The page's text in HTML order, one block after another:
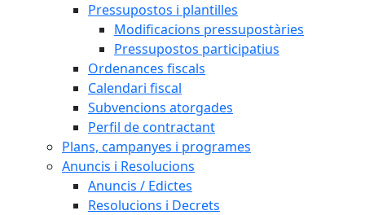
Pressupostos i plantilles
Modificacions pressupostàries
Pressupostos participatius
Ordenances fiscals
Calendari fiscal
Subvencions atorgades
Perfil de contractant
Plans, campanyes i programes
Anuncis i Resolucions
Anuncis / Edictes
Resolucions i Decrets